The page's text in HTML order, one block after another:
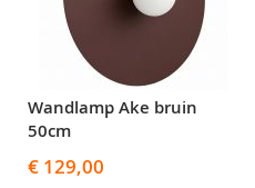
Wandlamp Ake bruin
50cm
€ 129,00